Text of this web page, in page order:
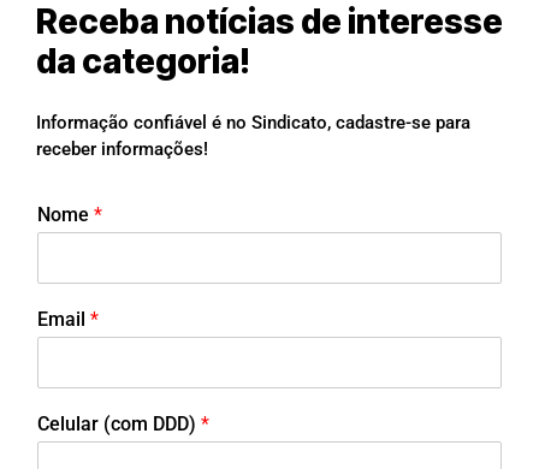
Receba notícias de interesse
da categoria!
Informação confiável é no Sindicato, cadastre-se para
receber informações!
Nome *
Email *
Celular (com DDD) *